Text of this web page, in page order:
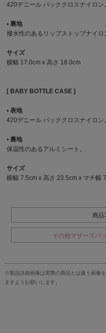
420デニール パッククロスナイロン。
▪︎ 裏地
撥水性のあるリップストップナイロ
サイズ
横幅 17.0cm x 高さ 18.0cm
[ BABY BOTTLE CASE ]
▪︎ 表地
420デニール パッククロスナイロン。
▪︎ 裏地
保温性のあるアルミシート。
サイズ
横幅 7.5cm x 高さ 23.5cm x マチ幅
商品
その他マザーズバ
※製品詳細画像は実際の商品とは違う画像
ますようお願いします。